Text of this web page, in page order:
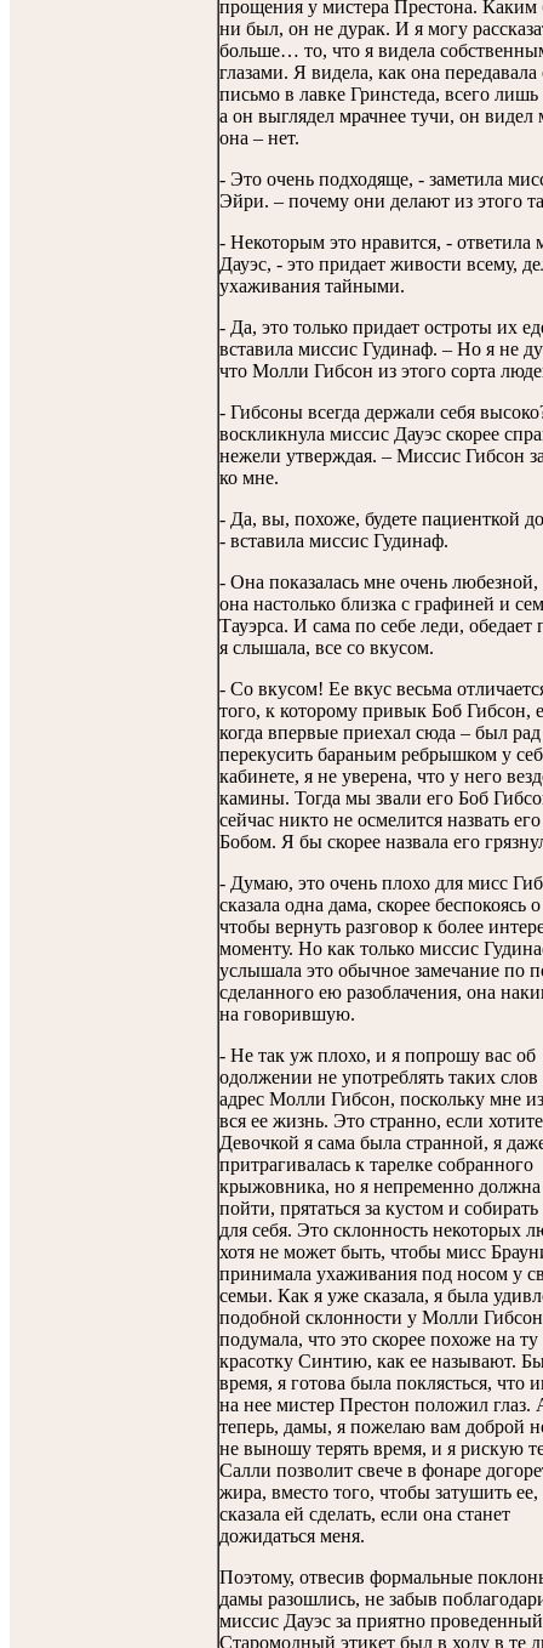
прощения у мистера Престона.
ни был, он не дурак. И я могу
больше… то, что я видела
глазами. Я видела, как она передавала
письмо в лавке Гринстеда, всего лишь
а он выглядел мрачнее тучи, он видел
она – нет.
- Это очень подходяще, - заметила
Эйри. – почему они делают из этого
- Некоторым это нравится, - ответила
Дауэс, - это придает живости всему,
ухаживания тайными.
- Да, это только придает остроты их
вставила миссис Гудинаф. – Но я не
что Молли Гибсон из этого сорта
- Гибсоны всегда держали себя
воскликнула миссис Дауэс скорее
нежели утверждая. – Миссис Гибсон
ко мне.
- Да, вы, похоже, будете пациенткой
- вставила миссис Гудинаф.
- Она показалась мне очень любезной,
она настолько близка с графиней и
Тауэрса. И сама по себе леди, обедает
я слышала, все со вкусом.
- Со вкусом! Ее вкус весьма
того, к которому привык Боб Гибсон,
когда впервые приехал сюда – был рад
перекусить бараньим ребрышком у
кабинете, я не уверена, что у него
камины. Тогда мы звали его Боб
сейчас никто не осмелится назвать его
Бобом. Я бы скорее назвала его
- Думаю, это очень плохо для мисс
сказала одна дама, скорее беспокоясь
чтобы вернуть разговор к более
моменту. Но как только миссис
услышала это обычное замечание по
сделанного ею разоблачения, она
на говорившую.
- Не так уж плохо, и я попрошу вас об
одолжении не употреблять таких слов
адрес Молли Гибсон, поскольку мне
вся ее жизнь. Это странно, если
Девочкой я сама была странной, я
притрагивалась к тарелке собранного
крыжовника, но я непременно
пойти, прятаться за кустом и
для себя. Это склонность некоторых
хотя не может быть, чтобы мисс
принимала ухаживания под носом у
семьи. Как я уже сказала, я была
подобной склонности у Молли
подумала, что это скорее похоже на ту
красотку Синтию, как ее называют.
время, я готова была поклясться, что
на нее мистер Престон положил глаз.
теперь, дамы, я пожелаю вам доброй
не выношу терять время, и я рискую
Салли позволит свече в фонаре
жира, вместо того, чтобы затушить ее,
сказала ей сделать, если она станет
дожидаться меня.
Поэтому, отвесив формальные
дамы разошлись, не забыв
миссис Дауэс за приятно
Старомодный этикет был в ходу в те